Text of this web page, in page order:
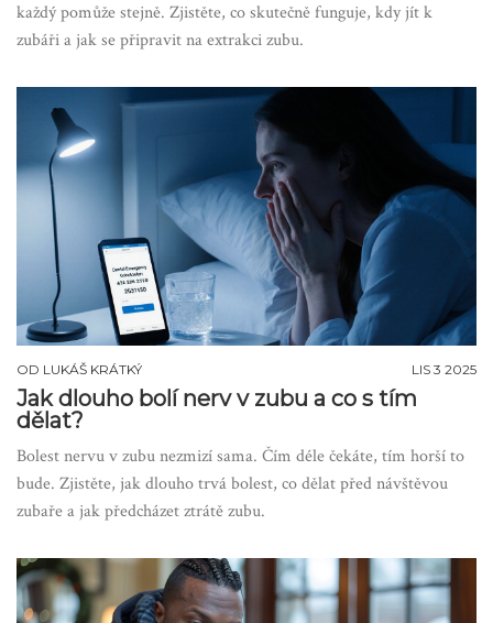
každý pomůže stejně. Zjistěte, co skutečně funguje, kdy jít k
zubáři a jak se připravit na extrakci zubu.
OD LUKÁŠ KRÁTKÝ LIS 3 2025
Jak dlouho bolí nerv v zubu a co s tím
dělat?
Bolest nervu v zubu nezmizí sama. Čím déle čekáte, tím horší to
bude. Zjistěte, jak dlouho trvá bolest, co dělat před návštěvou
zubaře a jak předcházet ztrátě zubu.